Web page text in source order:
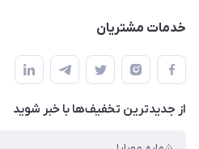
حساب کاربری
لیست محصولات
درباره ما
خدمات مشتریان
قوانین و مقررات
حریم خصوصی
راهنما
از جدید‌ترین تخفیف‌ها با‌ خبر شوید